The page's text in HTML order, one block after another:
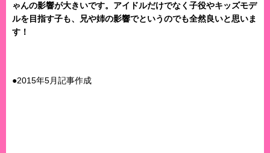
ゃんの影響が大きいです。アイドルだけでなく子役やキッズモデ
ルを目指す子も、兄や姉の影響でというのでも全然良いと思いま
す！
●2015年5月記事作成